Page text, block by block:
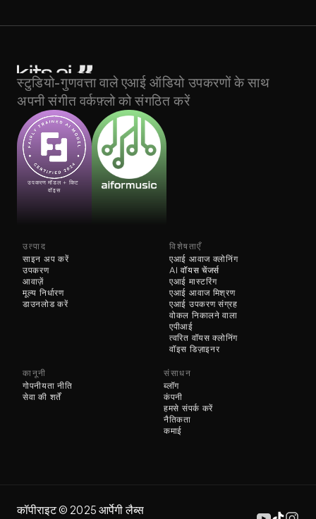
स्टुडियो-गुणवत्ता वाले एआई ऑडियो उपकरणों के साथ
अपनी संगीत वर्कफ़्लो को संगठित करें
उपकरण मॉडल + किट
वॉइस
उत्पाद
साइन अप करें
उपकरण
आवाज़ें
मूल्य निर्धारण
डाउनलोड करें
विशेषताएँ
एआई आवाज क्लोनिंग
एआई आवाज मिश्रण
AI वॉयस चेंजर्स
एआई मास्टरिंग
एआई उपकरण संग्रह
वोकल निकालने वाला
एपीआई
त्वरित वॉयस क्लोनिंग
वॉइस डिज़ाइनर
कानूनी
गोपनीयता नीति
सेवा की शर्तें
संसाधन
ब्लॉग
कंपनी
हमसे संपर्क करें
नैतिकता
कमाई
कॉपीराइट ©️ 2025 आर्पेगी लैब्स